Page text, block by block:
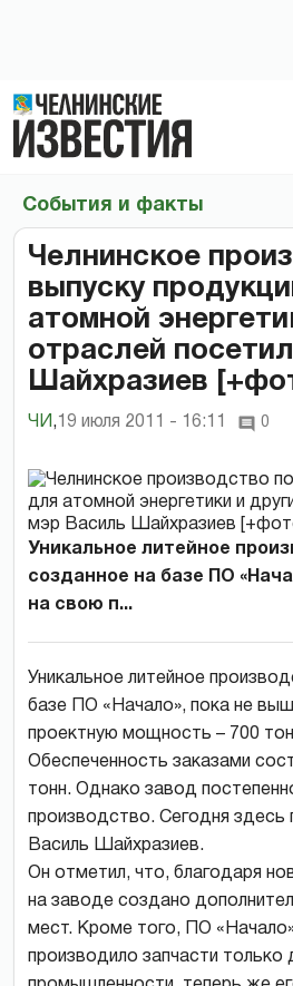
События и факты
Челнинское
выпуску
атомной
отраслей
Шайхразиев
ЧИ , 19 июля 2011 - 16:11 0
Уникальное литейное
созданное на базе ПО
на свою п...
Уникальное литейное
базе ПО «Начало», пока не
проектную мощность – 700
Обеспеченность заказами
тонн. Однако завод
производство. Сегодня здесь
Василь Шайхразиев.
Он отметил, что, благодаря
на заводе создано
мест. Кроме того, ПО
производило запчасти только